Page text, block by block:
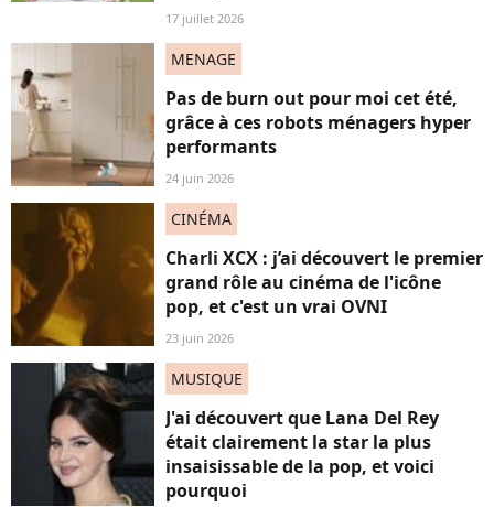
17 juillet 2026
MENAGE
Pas de burn out pour moi cet été,
grâce à ces robots ménagers hyper
performants
24 juin 2026
CINÉMA
Charli XCX : j’ai découvert le premier
grand rôle au cinéma de l'icône
pop, et c'est un vrai OVNI
23 juin 2026
MUSIQUE
J'ai découvert que Lana Del Rey
était clairement la star la plus
insaisissable de la pop, et voici
pourquoi